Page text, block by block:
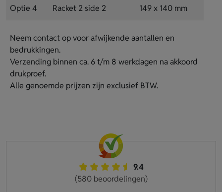
Optie 4 Racket 2 side 2 149 x 140 mm
Neem contact op voor afwijkende aantallen en
bedrukkingen.
Verzending binnen ca. 6 t/m 8 werkdagen na akkoord
drukproef.
Alle genoemde prijzen zijn exclusief BTW.
9.4
(580 beoordelingen)